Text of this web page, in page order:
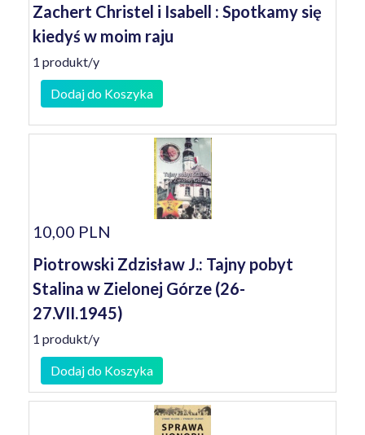
Zachert Christel i Isabell : Spotkamy się
kiedyś w moim raju
1 produkt/y
Dodaj do Koszyka
10,00 PLN
Piotrowski Zdzisław J.: Tajny pobyt
Stalina w Zielonej Górze (26-
27.VII.1945)
1 produkt/y
Dodaj do Koszyka